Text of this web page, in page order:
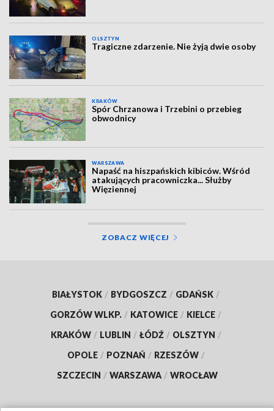
OLSZTYN
Tragiczne zdarzenie. Nie żyją dwie osoby
KRAKÓW
Spór Chrzanowa i Trzebini o przebieg
obwodnicy
WARSZAWA
Napaść na hiszpańskich kibiców. Wśród
atakujących pracowniczka... Służby
Więziennej
ZOBACZ WIĘCEJ
BIAŁYSTOK / BYDGOSZCZ / GDAŃSK /
GORZÓW WLKP. / KATOWICE / KIELCE /
KRAKÓW / LUBLIN / ŁÓDŹ / OLSZTYN /
OPOLE / POZNAŃ / RZESZÓW /
SZCZECIN / WARSZAWA / WROCŁAW